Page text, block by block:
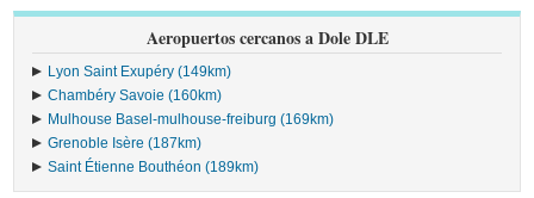
Aeropuertos cercanos a Dole DLE
Lyon Saint Exupéry (149km)
Chambéry Savoie (160km)
Mulhouse Basel-mulhouse-freiburg (169km)
Grenoble Isère (187km)
Saint Étienne Bouthéon (189km)